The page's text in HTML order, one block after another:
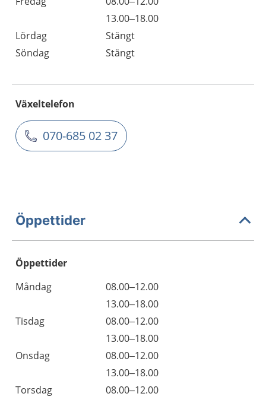
13.00–18.00
Lördag
Stängt
Söndag
Stängt
Växeltelefon
070-685 02 37
Öppettider
Öppettider
Dag
Öppettider
Kommentarer
Måndag
08.00–12.00
13.00–18.00
Tisdag
08.00–12.00
13.00–18.00
Onsdag
08.00–12.00
13.00–18.00
Torsdag
08.00–12.00